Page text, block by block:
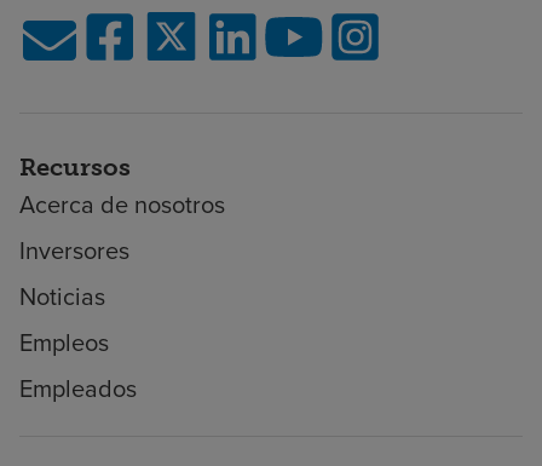
Recursos
Acerca de nosotros
Inversores
Noticias
Empleos
Empleados